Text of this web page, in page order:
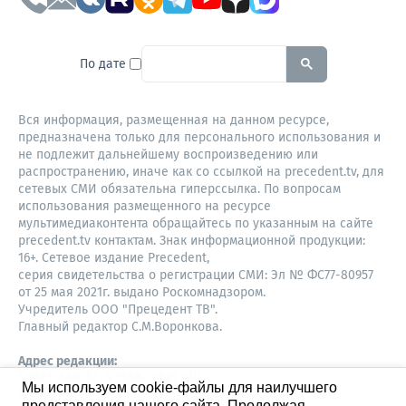
По дате To search this site, enter a
Вся информация, размещенная на данном ресурсе,
предназначена только для персонального использования и
не подлежит дальнейшему воспроизведению или
распространению, иначе как со ссылкой на precedent.tv, для
сетевых СМИ обязательна гиперссылка. По вопросам
использования размещенного на ресурсе
мультимедиаконтента обращайтесь по указанным на сайте
precedent.tv контактам. Знак информационной продукции:
16+. Сетевое издание Precedent,
серия свидетельства о регистрации СМИ: Эл № ФС77-80957
от 25 мая 2021г. выдано Роскомнадзором.
Учредитель ООО "Прецедент ТВ".
Главный редактор С.М.Воронкова.
Адрес редакции:
630087,
Мы используем cookie-файлы для наилучшего